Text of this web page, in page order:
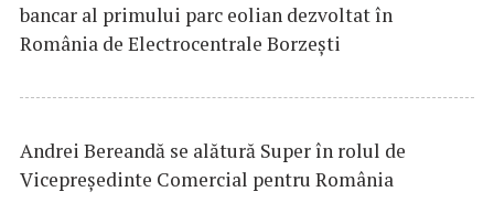
bancar al primului parc eolian dezvoltat în
România de Electrocentrale Borzești
Andrei Bereandă se alătură Super în rolul de
Vicepreședinte Comercial pentru România